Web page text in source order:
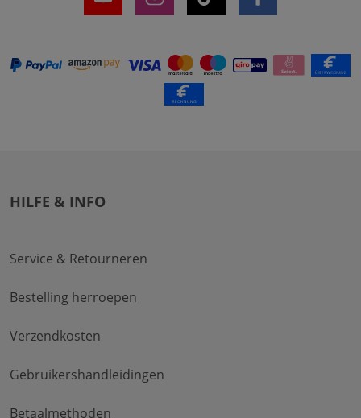
HILFE & INFO
Service & Retourneren
Bestelling herroepen
Verzendkosten
Gebruikershandleidingen
Betaalmethoden